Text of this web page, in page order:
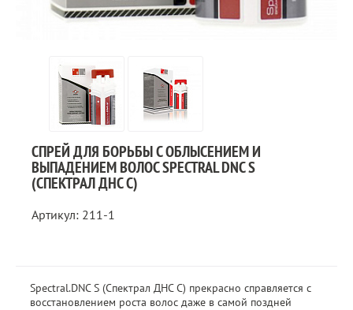
СПРЕЙ ДЛЯ БОРЬБЫ С ОБЛЫСЕНИЕМ И
ВЫПАДЕНИЕМ ВОЛОС SPECTRAL DNC S
(СПЕКТРАЛ ДНС С)
Артикул: 211-1
Spectral.DNC S (Спектрал ДНС С) прекрасно справляется с
восстановлением роста волос даже в самой поздней